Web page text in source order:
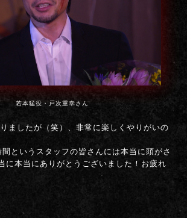
若本猛役・戸次重幸さん
ましたが（笑）、非常に楽しくやりがいの
というスタッフの皆さんには本当に頭がさ
に本当にありがとうございました！お疲れ